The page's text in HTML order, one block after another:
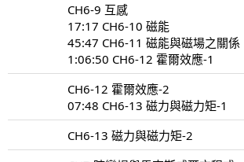
CH6-9 互感
17:17 CH6-10 磁能
45:47 CH6-11 磁能與磁場之關係
1:06:50 CH6-12 霍爾效應-1
CH6-12 霍爾效應-2
07:48 CH6-13 磁力與磁力矩-1
CH6-13 磁力與磁力矩-2